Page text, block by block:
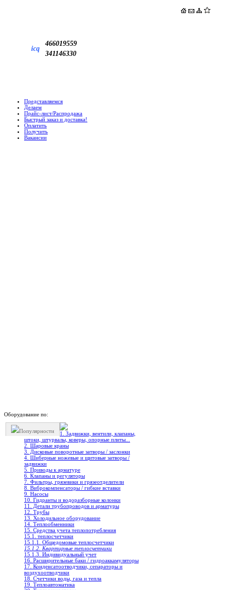
icq
466019559
341146330
Представляемся
Делаем
Прайс-лист/Распродажа
Быстрый заказ и доставка!
Оплатить
Получить
Вакансии
Оборудование по:
Популярности
1. Задвижки, вентили, клапаны,
штоки, штурвалы, коверы, опорные плиты...
2. Шаровые краны
3. Дисковые поворотные затворы / заслонки
4. Шиберные ножевые и щитовые затворы /
задвижки
5. Приводы к арматуре
6. Клапаны и регуляторы
7. Фильтры, грязевики и грязеотделители
8. Виброкомпенсаторы / гибкие вставки
9. Насосы
10. Гидранты и водоразборные колонки
11. Детали трубопроводов и арматуры
12. Трубы
13. Холодильное oборудование
14. Теплообменники
15. Средства учета теплопотребления
15.1. теплосчетчики
15.1.1. Общедомовые теплосчетчики
15.1.2. Квартирные теплосчетчики
15.1.3. Индивидуальный учет
16. Расширительные баки / гидроаккамуляторы
17. Конденсатоотводчики, сепараторы и
воздухоотводчики
18. Счетчики воды, газа и тепла
19. Теплоавтоматика